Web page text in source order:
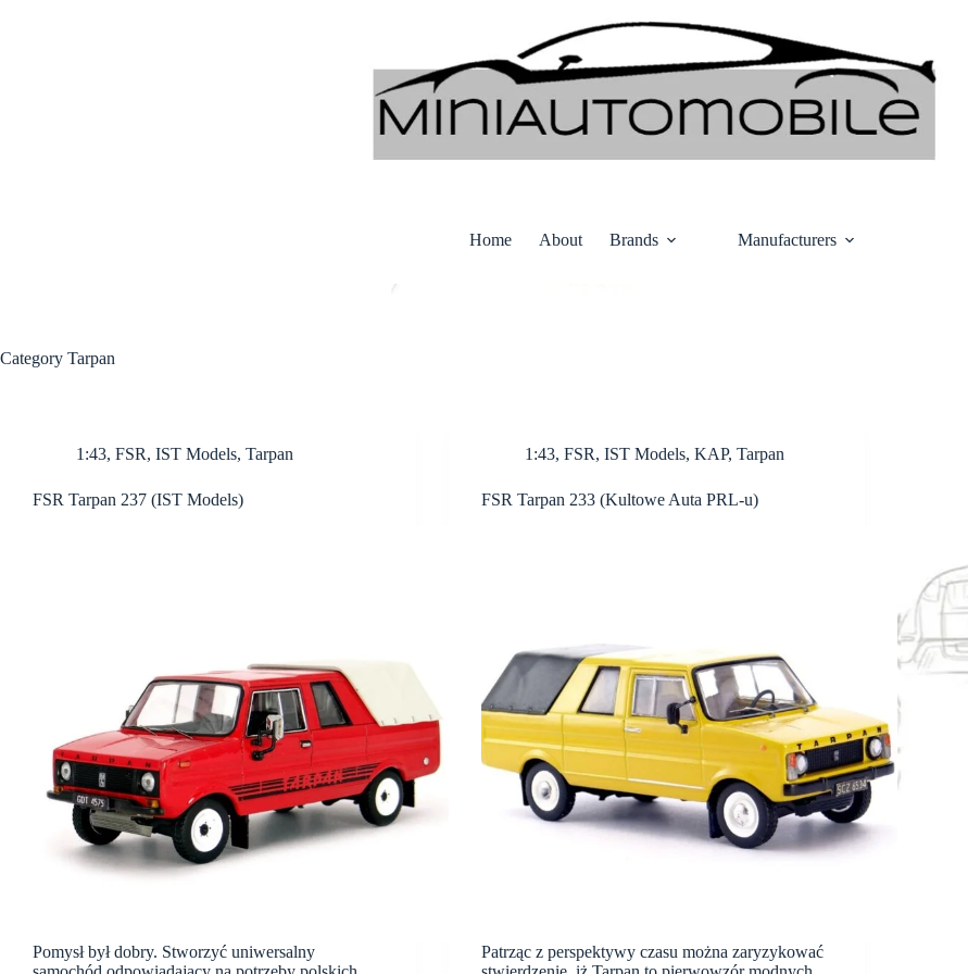
Home About Brands Manufacturers
Category Tarpan
1:43, FSR, IST Models, Tarpan
FSR Tarpan 237 (IST Models)
Pomysł był dobry. Stworzyć uniwersalny
1:43,FSR,IST Models,KAP,Tarpan
FSR Tarpan 233 (Kultowe Auta PRL-u)
Patrząc z perspektywy czasu można zaryzykować